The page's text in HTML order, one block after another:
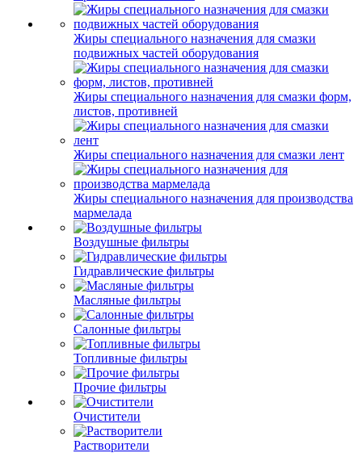
Жиры специального назначения для смазки
подвижных частей оборудования
Жиры специального назначения для смазки форм,
листов, противней
Жиры специального назначения для смазки лент
Жиры специального назначения для производства
мармелада
Воздушные фильтры
Гидравлические фильтры
Масляные фильтры
Салонные фильтры
Топливные фильтры
Прочие фильтры
Очистители
Растворители